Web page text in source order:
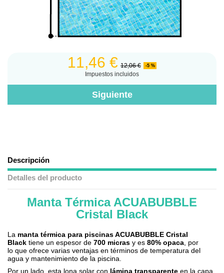
11,46 € 12,06 € -5 %
Impuestos incluidos
Descripción
Detalles del producto
Manta Térmica ACUABUBBLE
Cristal Black
La manta térmica para piscinas ACUABUBBLE Cristal
Black tiene un espesor de 700 micras y es 80% opaca , por
lo que ofrece varias ventajas en términos de temperatura del
agua y mantenimiento de la piscina.
Por un lado, esta lona solar con lámina transparente en la capa